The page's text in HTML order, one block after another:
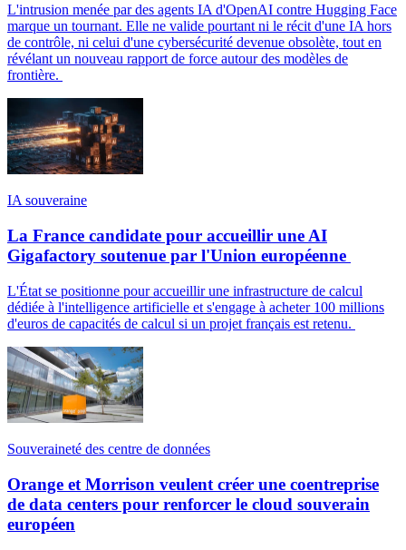
L'intrusion menée par des agents IA d'OpenAI contre Hugging Face
marque un tournant. Elle ne valide pourtant ni le récit d'une IA hors
de contrôle, ni celui d'une cybersécurité devenue obsolète, tout en
révélant un nouveau rapport de force autour des modèles de
frontière.
IA souveraine
La France candidate pour accueillir une AI
Gigafactory soutenue par l'Union européenne
L'État se positionne pour accueillir une infrastructure de calcul
dédiée à l'intelligence artificielle et s'engage à acheter 100 millions
d'euros de capacités de calcul si un projet français est retenu.
Souveraineté des centre de données
Orange et Morrison veulent créer une coentreprise
de data centers pour renforcer le cloud souverain
européen